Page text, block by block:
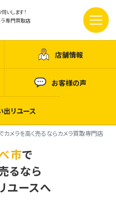
いします！
ラ専門買取店
店舗情報
お客様の声
出リユース
カメラを高く売るならカメラ買取専門店
市で
るなら
ユースへ